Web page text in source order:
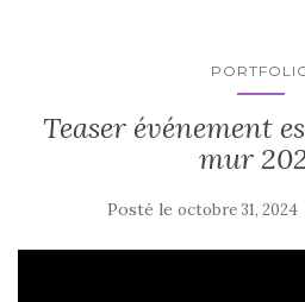
Teaser événement
mur
Posté le octobre 31, 2024